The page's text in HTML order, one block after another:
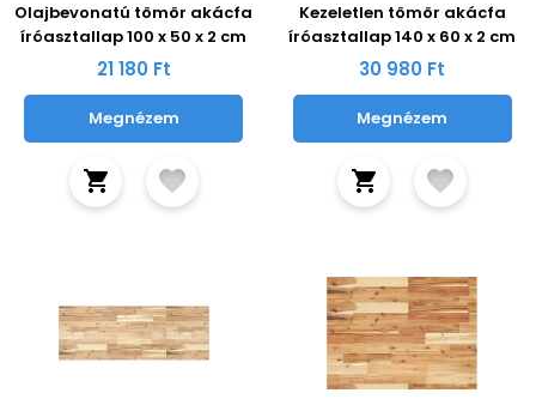
Olajbevonatú tömör akácfa
íróasztallap 100 x 50 x 2 cm
21 180 Ft
Megnézem
Kezeletlen tömör akácfa
íróasztallap 140 x 60 x 2 cm
30 980 Ft
Megnézem